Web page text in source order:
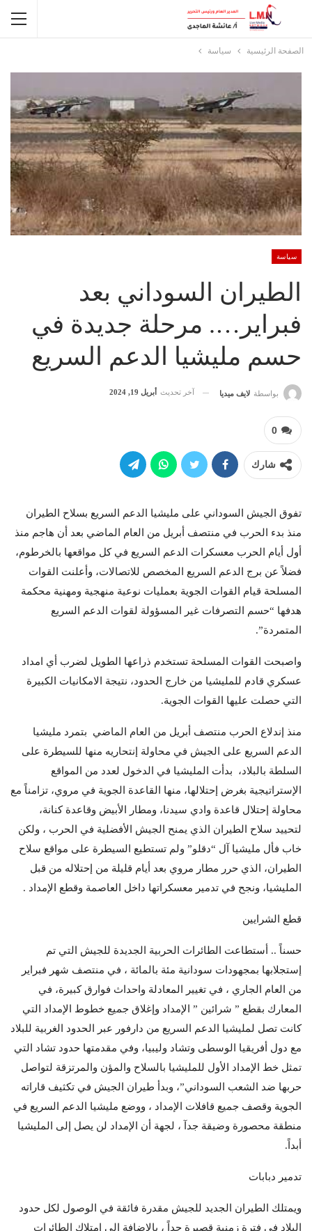
الصفحة الرئيسية سياسة
سياسة
الطيران السوداني بعد
فبراير…. مرحلة جديدة في
حسم مليشيا الدعم السريع
بواسطة لايف ميديا آخر تحديث أبريل 19, 2024
0
شارك
تفوق الجيش السوداني على مليشيا الدعم السريع بسلاح الطيران
منذ بدء الحرب في منتصف أبريل من العام الماضي بعد أن هاجم منذ
أول أيام الحرب معسكرات الدعم السريع في كل مواقعها بالخرطوم،
فضلاً عن برج الدعم السريع المخصص للاتصالات، وأعلنت القوات
المسلحة قيام القوات الجوية بعمليات نوعية منهجية ومهنية محكمة
هدفها “حسم التصرفات غير المسؤولة لقوات الدعم السريع
المتمردة”.
واصبحت القوات المسلحة تستخدم ذراعها الطويل لضرب أي امداد
عسكري قادم للمليشيا من خارج الحدود، نتيجة الامكانيات الكبيرة
التي حصلت عليها القوات الجوية.
منذ إندلاع الحرب منتصف أبريل من العام الماضي بتمرد مليشيا
الدعم السريع على الجيش في محاولة إنتحاريه منها للسيطرة على
السلطة بالبلاد، بدأت المليشيا في الدخول لعدد من المواقع
الإستراتيجية بغرض إحتلالها، منها القاعدة الجوية في مروي، تزامناً مع
محاولة إحتلال قاعدة وادي سيدنا، ومطار الأبيض وقاعدة كنانة،
لتحييد سلاح الطيران الذي يمنح الجيش الأفضلية في الحرب ، ولكن
خاب فأل مليشيا آل “دقلو” ولم تستطيع السيطرة على مواقع سلاح
الطيران، الذي حرر مطار مروي بعد أيام قليلة من إحتلاله من قبل
المليشيا، ونجح في تدمير معسكراتها داخل العاصمة وقطع الإمداد .
قطع الشرايين
حسناً .. أستطاعت الطائرات الحربية الجديدة للجيش التي تم
إستجلابها بمجهودات سودانية مئة بالمائة ، في منتصف شهر فبراير
من العام الجاري ، في تغيير المعادلة واحداث فوارق كبيرة، في
المعارك بقطع ” شرائين ” الإمداد وإغلاق جميع خطوط الإمداد التي
كانت تصل لمليشيا الدعم السريع من دارفور عبر الحدود الغربية للبلاد
مع دول أفريقيا الوسطى وتشاد وليبيا، وفي مقدمتها حدود تشاد التي
تمثل خط الإمداد الأول للمليشيا بالسلاح والمؤن والمرتزقة لتواصل
حربها ضد الشعب السوداني”، وبدأ طيران الجيش في تكثيف قاراته
الجوية وقصف جميع قافلات الإمداد ، ووضع مليشيا الدعم السريع في
منطقة محصورة وضيقة جدآ ، لجهة أن الإمداد لن يصل إلى المليشيا
أبداً.
تدمير دبابات
ويمتلك الطيران الجديد للجيش مقدرة فائقة في الوصول لكل حدود
البلاد في فترة زمنية قصيرة جداً ، بالإضافة إلى إمتلاك الطائرات